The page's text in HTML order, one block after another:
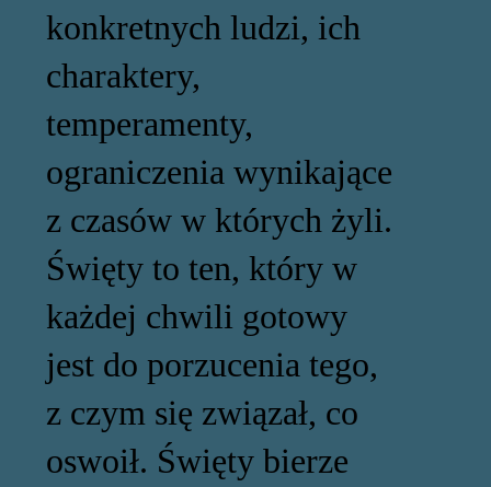
konkretnych ludzi, ich
charaktery,
temperamenty,
ograniczenia wynikające
z czasów w których żyli.
Święty to ten, który w
każdej chwili gotowy
jest do porzucenia tego,
z czym się związał, co
oswoił. Święty bierze